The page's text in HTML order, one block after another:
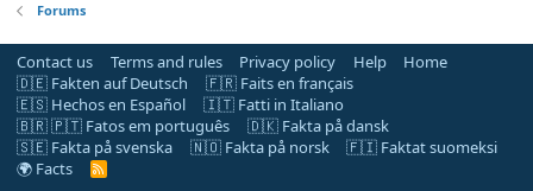
Forums
Contact us Terms and rules Privacy policy Help
Home
🇩🇪 Fakten auf Deutsch
🇫🇷 Faits en français
🇪🇸 Hechos en Español
🇮🇹 Fatti in Italiano
🇧🇷 🇵🇹 Fatos em português
🇩🇰 Fakta på dansk
🇸🇪 Fakta på svenska
🇳🇴 Fakta på norsk
🇫🇮 Faktat suomeksi
🌍 Facts
R